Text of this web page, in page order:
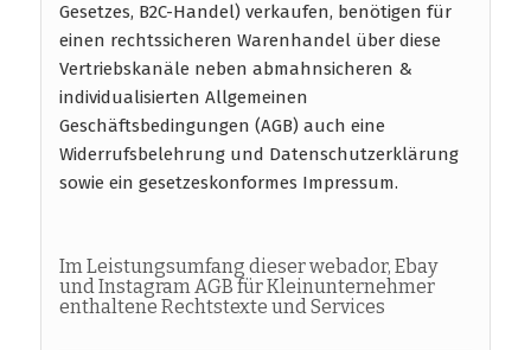
Gesetzes, B2C-Handel) verkaufen, benötigen für
einen rechtssicheren Warenhandel über diese
Vertriebskanäle neben abmahnsicheren &
individualisierten Allgemeinen
Geschäftsbedingungen (AGB) auch eine
Widerrufsbelehrung und Datenschutzerklärung
sowie ein gesetzeskonformes Impressum.
Im Leistungsumfang dieser webador, Ebay
und Instagram AGB für Kleinunternehmer
enthaltene Rechtstexte und Services